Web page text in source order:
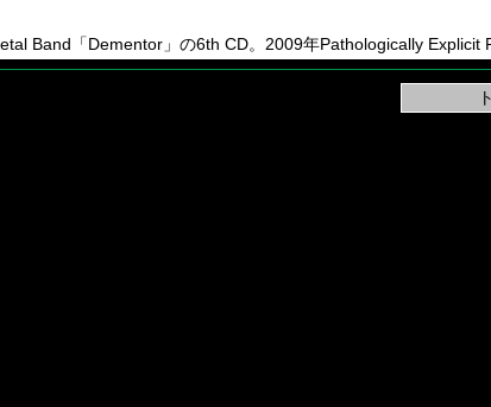
Band「Dementor」の6th CD。2009年Pathologically Explicit